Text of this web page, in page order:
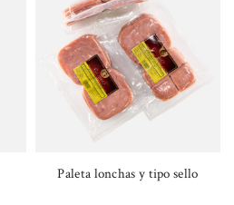
Paleta lonchas y tipo sello